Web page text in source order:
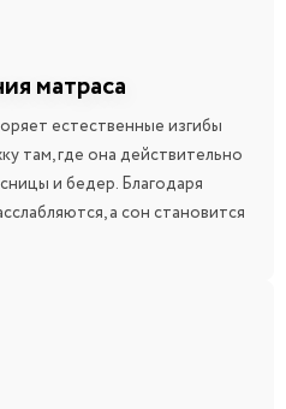
матраса
естественные изгибы
там, где она действительно
и бедер. Благодаря
а сон становится